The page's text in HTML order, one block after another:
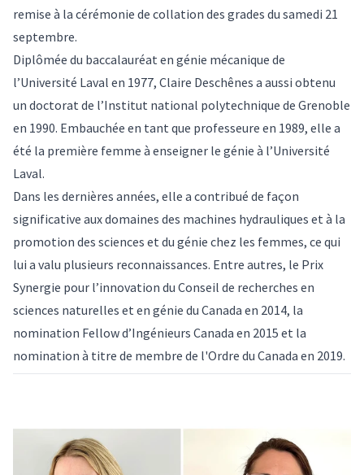
remise à la cérémonie de collation des grades du samedi 21
septembre.
Diplômée du baccalauréat en génie mécanique de
l’Université Laval en 1977, Claire Deschênes a aussi obtenu
un doctorat de l’Institut national polytechnique de Grenoble
en 1990. Embauchée en tant que professeure en 1989, elle a
été la première femme à enseigner le génie à l’Université
Laval.
Dans les dernières années, elle a contribué de façon
significative aux domaines des machines hydrauliques et à la
promotion des sciences et du génie chez les femmes, ce qui
lui a valu plusieurs reconnaissances. Entre autres, le Prix
Synergie pour l’innovation du Conseil de recherches en
sciences naturelles et en génie du Canada en 2014, la
nomination Fellow d’Ingénieurs Canada en 2015 et la
nomination à titre de membre de l'Ordre du Canada en 2019.